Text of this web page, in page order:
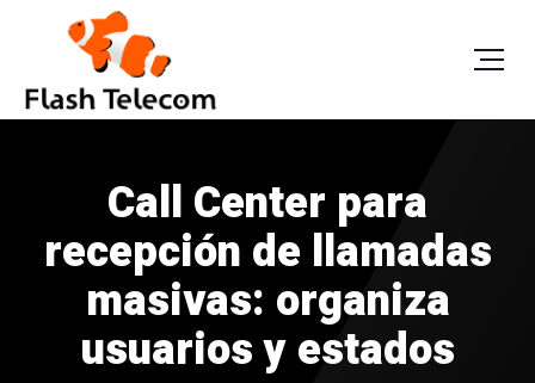
Call Center para
recepción de llamadas
masivas: organiza
usuarios y estados